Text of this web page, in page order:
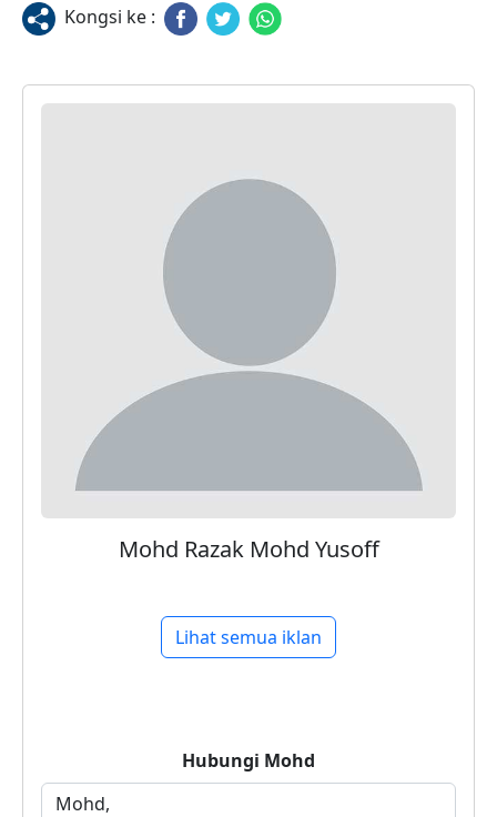
Kongsi ke :
Mohd Razak Mohd Yusoff
Lihat semua iklan
Hubungi Mohd